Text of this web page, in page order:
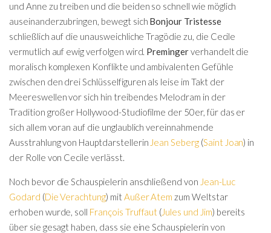
und Anne zu treiben und die beiden so schnell wie möglich
auseinanderzubringen, bewegt sich Bonjour Tristesse
schließlich auf die unausweichliche Tragödie zu, die Cecile
vermutlich auf ewig verfolgen wird. Premingerverhandelt die
moralisch komplexen Konflikte und ambivalenten Gefühle
zwischen den drei Schlüsselfiguren als leise im Takt der
Meereswellen vor sich hin treibendes Melodram in der
Tradition großer Hollywood-Studiofilme der 50er, für das er
sich allem voran auf die unglaublich vereinnahmende
Ausstrahlung von Hauptdarstellerin Jean Seberg(Saint Joan) in
der Rolle von Cecile verlässt.
Noch bevor die Schauspielerin anschließend von Jean-Luc
Godard (Die Verachtung) mit Außer Atem zum Weltstar
erhoben wurde, soll François Truffaut (Jules und Jim) bereits
über sie gesagt haben, dass sie eine Schauspielerin von